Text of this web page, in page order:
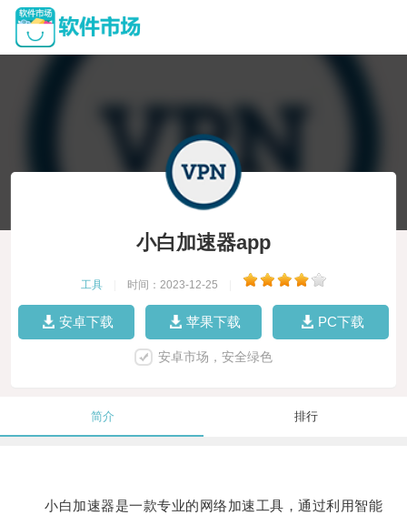
小白加速器app
工具 时间：2023-12-25
安卓下载 苹果下载 PC下载
安卓市场，安全绿色
简介 排行
小白加速器是一款专业的网络加速工具，通过利用智能